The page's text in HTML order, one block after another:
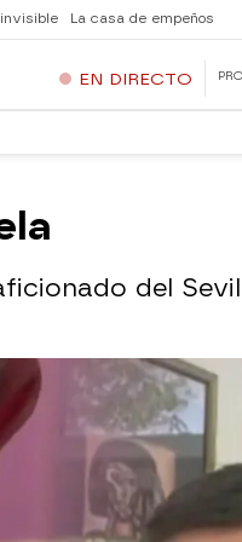
invisible La casa de empeños
EN DIRECTO
del